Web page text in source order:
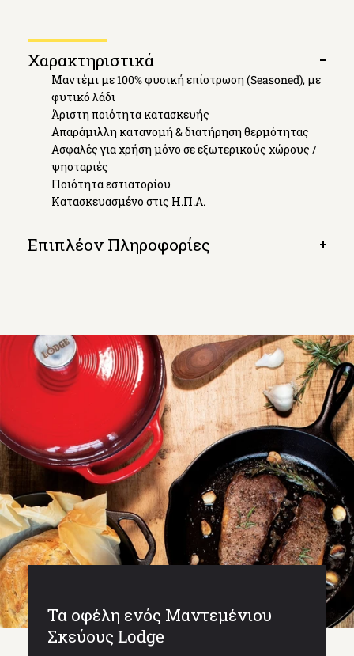
Χαρακτηριστικά
Open
Μαντέμι με 100% φυσική επίστρωση (Seasoned), με
φυτικό λάδι
Άριστη ποιότητα κατασκευής
Απαράμιλλη κατανομή & διατήρηση θερμότητας
Ασφαλές για χρήση μόνο σε εξωτερικούς χώρους /
ψησταριές
Ποιότητα εστιατορίου
Κατασκευασμένο στις Η.Π.Α.
Επιπλέον Πληροφορίες
Open
Τα οφέλη ενός Μαντεμένιου
Σκεύους Lodge